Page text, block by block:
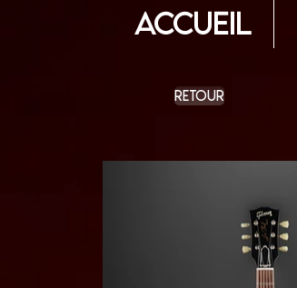
ACCUEIL
retour